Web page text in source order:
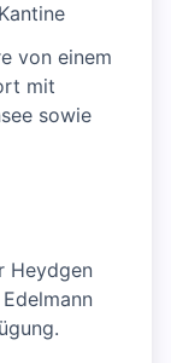
von einem
mit
sowie
Heydgen